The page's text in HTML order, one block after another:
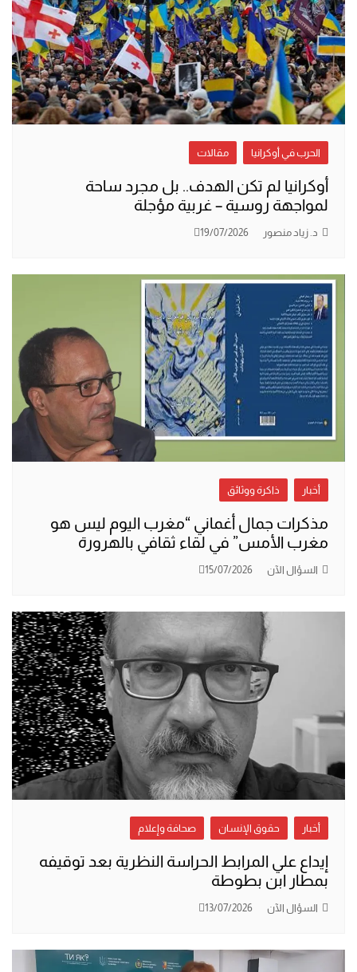
الحرب في أوكرانيا مقالات
أوكرانيا لم تكن الهدف.. بل مجرد ساحة
لمواجهة روسية – غربية مؤجلة
د. زياد منصور 19/07/2026
أخبار ذاكرة ووثائق
مذكرات جمال أغماني “مغرب اليوم ليس هو
مغرب الأمس” في لقاء ثقافي بالهرورة
السؤال الآن 15/07/2026
أخبار حقوق الإنسان صحافة وإعلام
إيداع علي المرابط الحراسة النظرية بعد توقيفه
بمطار ابن بطوطة
السؤال الآن 13/07/2026